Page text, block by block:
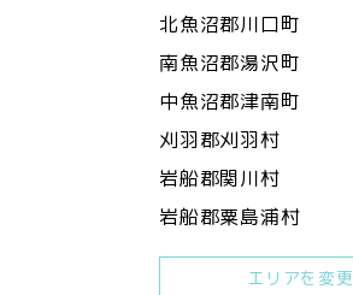
北魚沼郡川口町
南魚沼郡湯沢町
中魚沼郡津南町
刈羽郡刈羽村
岩船郡関川村
岩船郡粟島浦村
エリアを変更